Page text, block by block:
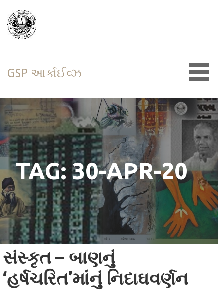
content
GSP આર્કાઈવ્ઝ
TAG: 30-APR-20
સંસ્કૃત – બાણનું
‘હર્ષચરિત’માંનું નિદાઘવર્ણન